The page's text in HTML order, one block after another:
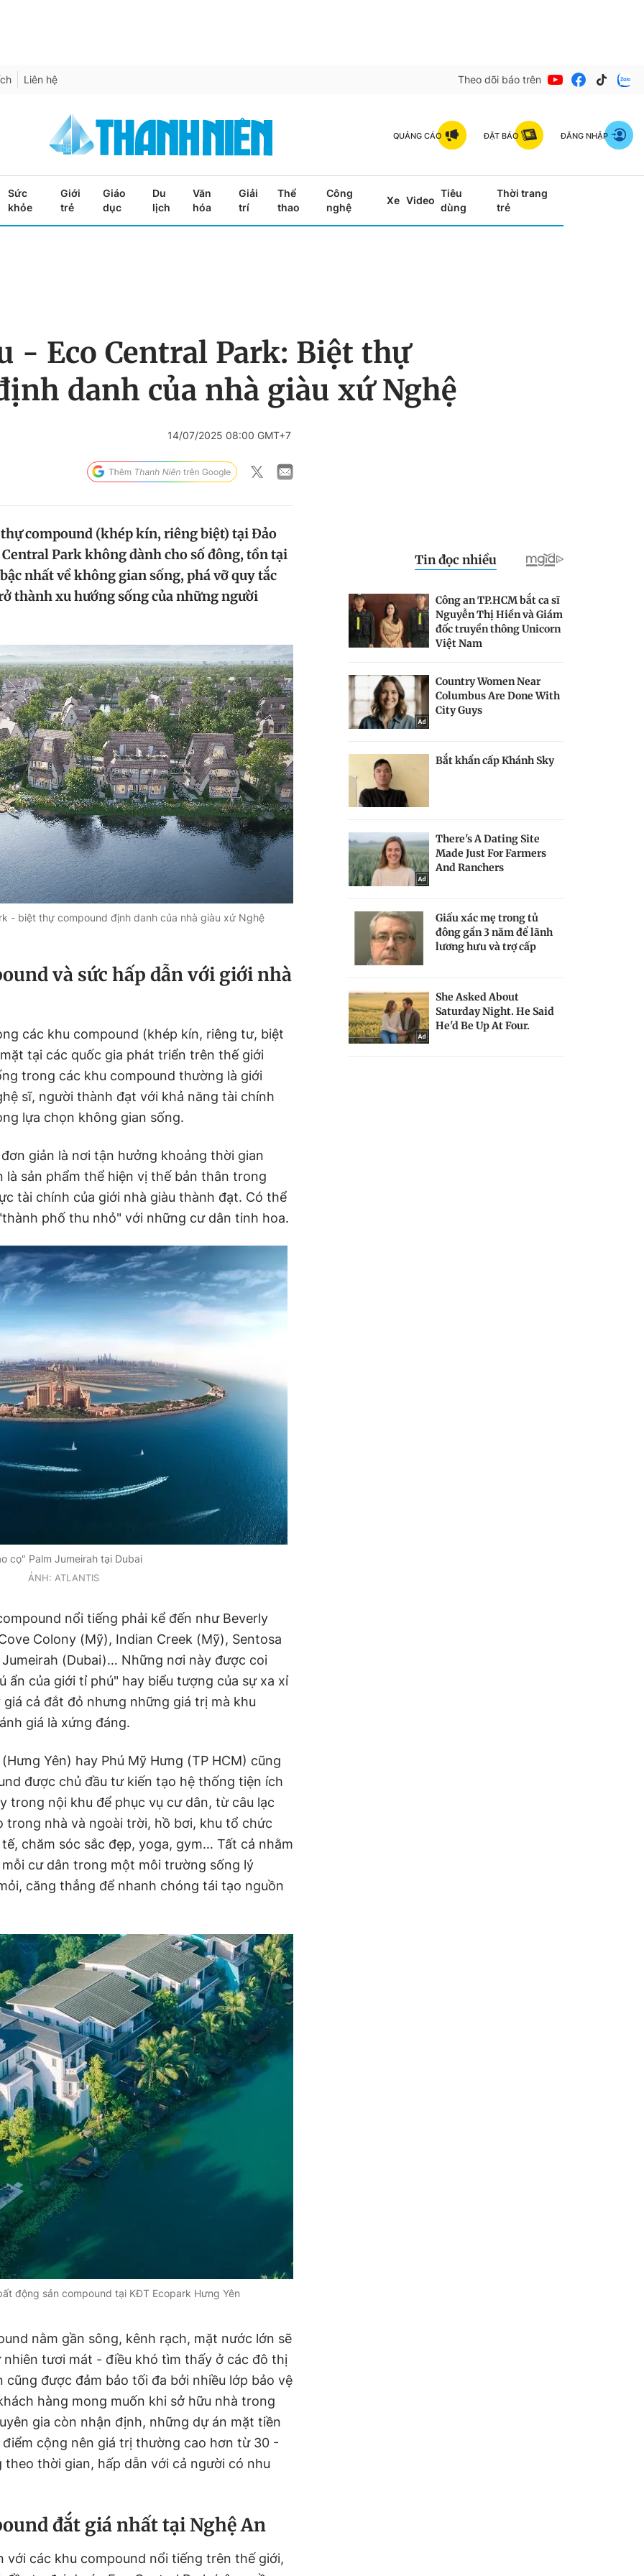
Liên hệ Theo dõi báo trên
QUẢNG CÁO ĐẶT BÁO ĐĂNG NHẬP
Sức
khỏe
Giới
trẻ
Giáo
dục
Du
lịch
Văn
hóa
Giải
trí
Thể
thao
Công
nghệ
Xe Video
Tiêu
dùng
Thời trang
trẻ
- Eco Central Park: Biệt thự
danh của nhà giàu xứ Nghệ
14/07/2025 08:00 GMT+7
compound (khép kín, riêng biệt) tại Đảo
Park không dành cho số đông, tồn tại
nhất về không gian sống, phá vỡ quy tắc
thành xu hướng sống của những người
- biệt thự compound định danh của nhà giàu xứ Nghệ
và sức hấp dẫn với giới nhà
các khu compound (khép kín, riêng tư, biệt
tại các quốc gia phát triển trên thế giới
trong các khu compound thường là giới
sĩ, người thành đạt với khả năng tài chính
lựa chọn không gian sống.
giản là nơi tận hưởng khoảng thời gian
là sản phẩm thể hiện vị thế bản thân trong
tài chính của giới nhà giàu thành đạt. Có thể
phố thu nhỏ" với những cư dân tinh hoa.
cọ" Palm Jumeirah tại Dubai
ẢNH: ATLANTIS
nổi tiếng phải kể đến như Beverly
Colony (Mỹ), Indian Creek (Mỹ), Sentosa
(Dubai)… Những nơi này được coi
ẩn của giới tỉ phú" hay biểu tượng của sự xa xỉ
cả đắt đỏ nhưng những giá trị mà khu
giá là xứng đáng.
Yên) hay Phú Mỹ Hưng (TP HCM) cũng
được chủ đầu tư kiến tạo hệ thống tiện ích
trong nội khu để phục vụ cư dân, từ câu lạc
trong nhà và ngoài trời, hồ bơi, khu tổ chức
chăm sóc sắc đẹp, yoga, gym… Tất cả nhằm
cư dân trong một môi trường sống lý
căng thẳng để nhanh chóng tái tạo nguồn
động sản compound tại KĐT Ecopark Hưng Yên
nằm gần sông, kênh rạch, mặt nước lớn sẽ
tươi mát - điều khó tìm thấy ở các đô thị
cũng được đảm bảo tối đa bởi nhiều lớp bảo vệ
hàng mong muốn khi sở hữu nhà trong
gia còn nhận định, những dự án mặt tiền
cộng nên giá trị thường cao hơn từ 30 -
thời gian, hấp dẫn với cả người có nhu
đắt giá nhất tại Nghệ An
với các khu compound nổi tiếng trên thế giới,